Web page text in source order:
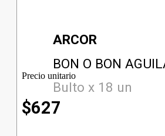
ARCOR
BON O BON
Bulto x 18 un
Precio unitario
$627